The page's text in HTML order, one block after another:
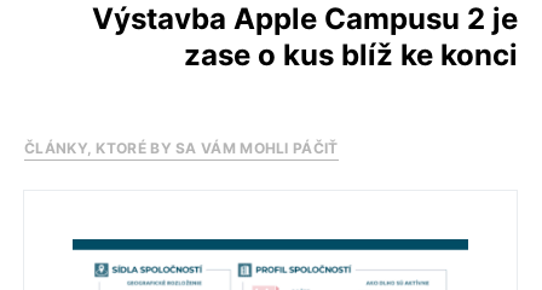
Výstavba Apple Campusu 2 je
zase o kus blíž ke konci
ČLÁNKY, KTORÉ BY SA VÁM MOHLI PÁČIŤ